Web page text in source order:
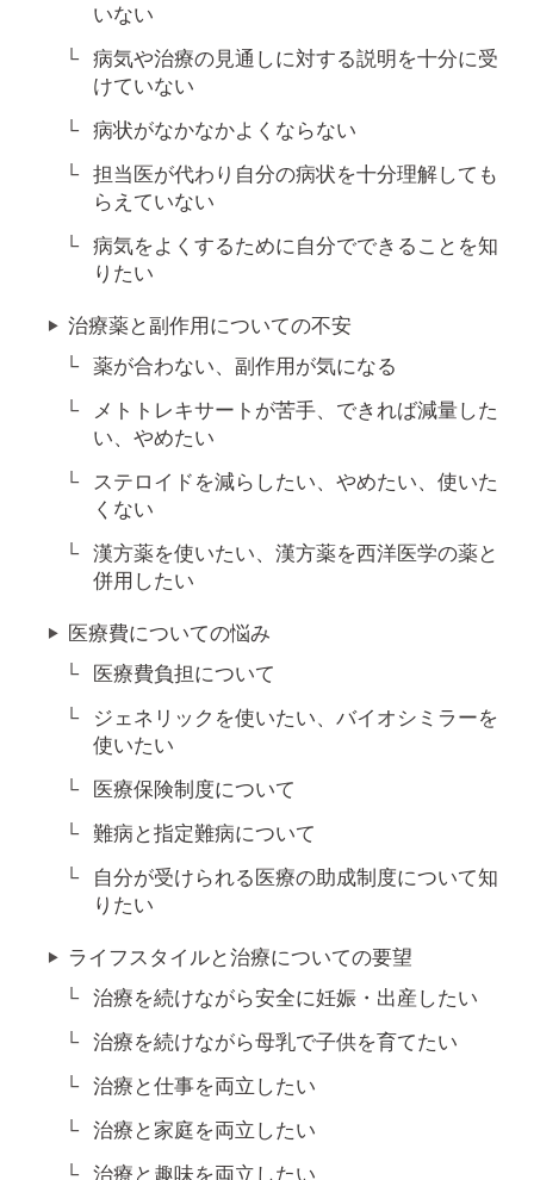
いない
病気や治療の見通しに対する説明を十分に受
けていない
病状がなかなかよくならない
担当医が代わり自分の病状を十分理解しても
らえていない
病気をよくするために自分でできることを知
りたい
治療薬と副作用についての不安
薬が合わない、副作用が気になる
メトトレキサートが苦手、できれば減量した
い、やめたい
ステロイドを減らしたい、やめたい、使いた
くない
漢方薬を使いたい、漢方薬を西洋医学の薬と
併用したい
医療費についての悩み
医療費負担について
ジェネリックを使いたい、バイオシミラーを
使いたい
医療保険制度について
難病と指定難病について
自分が受けられる医療の助成制度について知
りたい
ライフスタイルと治療についての要望
治療を続けながら安全に妊娠・出産したい
治療を続けながら母乳で子供を育てたい
治療と仕事を両立したい
治療と家庭を両立したい
治療と趣味を両立したい